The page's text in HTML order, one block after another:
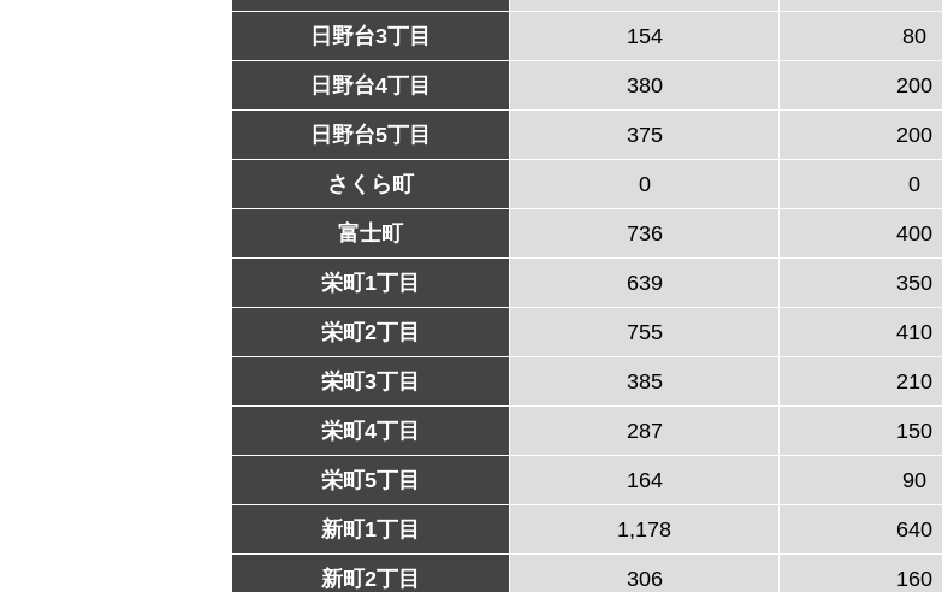
日野台3丁目 154 80
日野台4丁目 380 200
日野台5丁目 375 200
さくら町 0 0
富士町 736 400
栄町1丁目 639 350
栄町2丁目 755 410
栄町3丁目 385 210
栄町4丁目 287 150
栄町5丁目 164 90
新町1丁目 1,178 640
新町2丁目 306 160